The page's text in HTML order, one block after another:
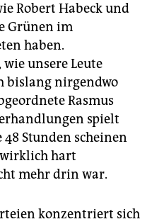
Robert Habeck und
Grünen im
haben.
unsere Leute
bislang nirgendwo
Rasmus
spielt
Stunden scheinen
wirklich hart
mehr drin war.
konzentriert sich